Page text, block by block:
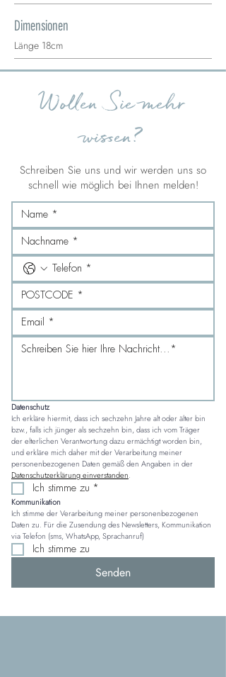
Dimensionen
Länge 18cm
Wollen Sie mehr
wissen?
Schreiben Sie uns und wir werden uns so
schnell wie möglich bei Ihnen melden!
Datenschutz
Ich erkläre hiermit, dass ich sechzehn Jahre alt oder älter bin
bzw., falls ich jünger als sechzehn bin, dass ich vom Träger
der elterlichen Verantwortung dazu ermächtigt worden bin,
und erkläre mich daher mit der Verarbeitung meiner
Datenschutzerklärung einverstanden.
Ich stimme zu *
Kommunikation
Ich stimme der Verarbeitung meiner personenbezogenen
Daten zu. Für die Zusendung des Newsletters, Kommunikation
via Telefon (sms, WhatsApp, Sprachanruf)
Ich stimme zu
Senden